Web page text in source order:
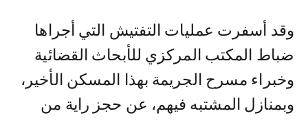
وقد أسفرت عمليات التفتيش التي أجراها
ضباط المكتب المركزي للأبحاث القضائية
وخبراء مسرح الجريمة بهذا المسكن الأخير،
وبمنازل المشتبه فيهم، عن حجز راية من